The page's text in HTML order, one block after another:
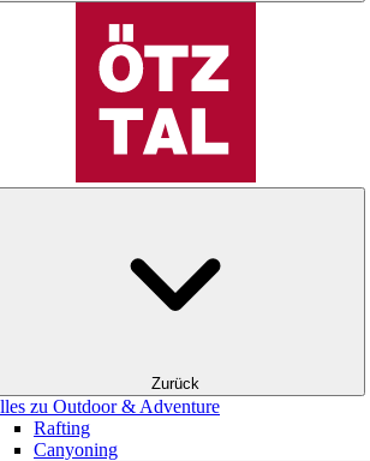
Zurück
zu Outdoor & Adventure
Rafting
Canyoning